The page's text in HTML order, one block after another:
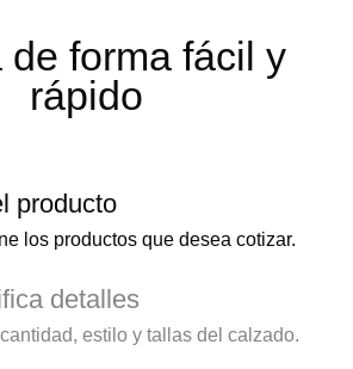
de forma fácil y
rápido
producto
los productos que desea cotizar.
detalles
estilo y tallas del calzado.